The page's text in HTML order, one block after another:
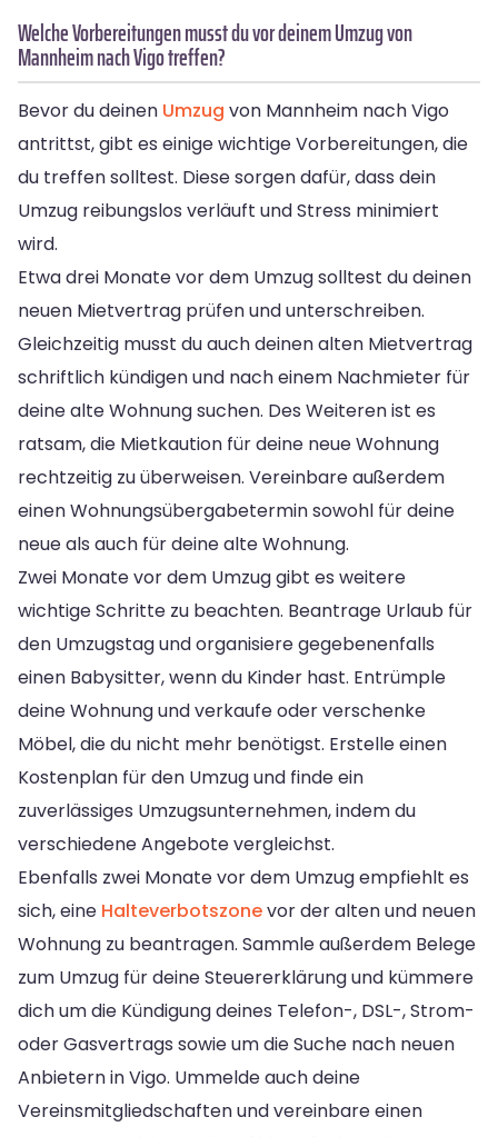
Welche Vorbereitungen musst du vor deinem Umzug von
Mannheim nach Vigo treffen?
Bevor du deinen Umzug von Mannheim nach Vigo
antrittst, gibt es einige wichtige Vorbereitungen, die
du treffen solltest. Diese sorgen dafür, dass dein
Umzug reibungslos verläuft und Stress minimiert
wird.
Etwa drei Monate vor dem Umzug solltest du deinen
neuen Mietvertrag prüfen und unterschreiben.
Gleichzeitig musst du auch deinen alten Mietvertrag
schriftlich kündigen und nach einem Nachmieter für
deine alte Wohnung suchen. Des Weiteren ist es
ratsam, die Mietkaution für deine neue Wohnung
rechtzeitig zu überweisen. Vereinbare außerdem
einen Wohnungsübergabetermin sowohl für deine
neue als auch für deine alte Wohnung.
Zwei Monate vor dem Umzug gibt es weitere
wichtige Schritte zu beachten. Beantrage Urlaub für
den Umzugstag und organisiere gegebenenfalls
einen Babysitter, wenn du Kinder hast. Entrümple
deine Wohnung und verkaufe oder verschenke
Möbel, die du nicht mehr benötigst. Erstelle einen
Kostenplan für den Umzug und finde ein
zuverlässiges Umzugsunternehmen, indem du
verschiedene Angebote vergleichst.
Ebenfalls zwei Monate vor dem Umzug empfiehlt es
sich, eine Halteverbotszonevor der alten und neuen
Wohnung zu beantragen. Sammle außerdem Belege
zum Umzug für deine Steuererklärung und kümmere
dich um die Kündigung deines Telefon-, DSL-, Strom-
oder Gasvertrags sowie um die Suche nach neuen
Anbietern in Vigo. Ummelde auch deine
Vereinsmitgliedschaften und vereinbare einen